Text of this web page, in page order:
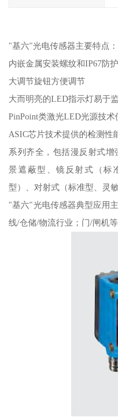
"基六"光电传感器主要特点：
内嵌金属安装螺纹和IP67防
大调节旋钮方便调节
大而明亮的LED指示灯易于
PinPoint类激光LED光源技
ASIC芯片技术提供的检测性
系列齐全，包括漫反射式
景遮蔽型、镜反射式（标
型）、对射式（标准型、灵
"基六"光电传感器典型应用
线/仓储/物流行业；门/闸机